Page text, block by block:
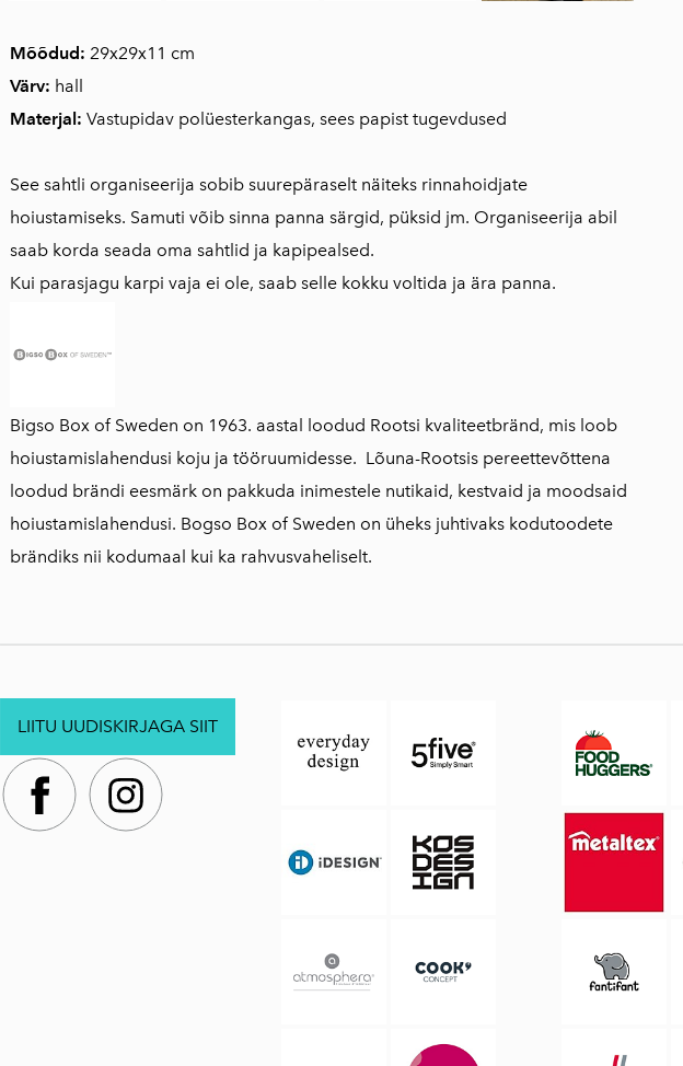
Mõõdud: 29x29x11 cm
Värv: hall
Materjal: Vastupidav polüesterkangas, sees papist tugevdused
See sahtli organiseerija sobib suurepäraselt näiteks rinnahoidjate
hoiustamiseks. Samuti võib sinna panna särgid, püksid jm. Organiseerija abil
saab korda seada oma sahtlid ja kapipealsed.
Kui parasjagu karpi vaja ei ole, saab selle kokku voltida ja ära panna.
Bigso Box of Sweden on 1963. aastal loodud Rootsi kvaliteetbränd, mis loob
hoiustamislahendusi koju ja tööruumidesse. Lõuna-Rootsis pereettevõttena
loodud brändi eesmärk on pakkuda inimestele nutikaid, kestvaid ja moodsaid
hoiustamislahendusi. Bogso Box of Sweden on üheks juhtivaks kodutoodete
brändiks nii kodumaal kui ka rahvusvaheliselt.
LIITU UUDISKIRJAGA SIIT